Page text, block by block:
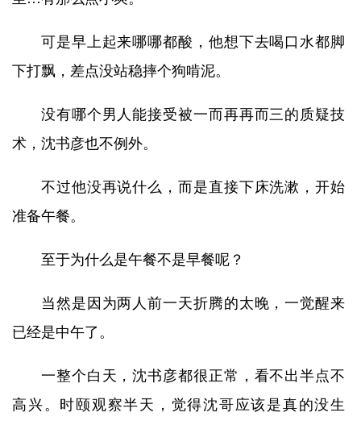
可是早上起来哪哪都酸，他想下去喝口水都脚
下打飘，差点没站稳摔个狗啃泥。
没有哪个男人能接受被一而再再而三的质疑技
术，沈书彦也不例外。
不过他没再说什么，而是直接下床洗漱，开始
准备午餐。
至于为什么是午餐不是早餐呢？
当然是因为两人前一天折腾的太晚，一觉醒来
已经是中午了。
一整个白天，沈书彦都很正常，看不出半点不
高兴。时颐观察半天，觉得沈哥应该是真的没生